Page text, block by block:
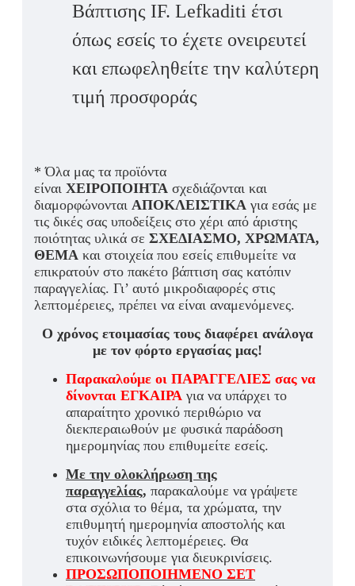
Βάπτισης IF. Lefkaditi έτσι
όπως εσείς το έχετε ονειρευτεί
και επωφεληθείτε την καλύτερη
τιμή προσφοράς
* Όλα μας τα προϊόντα
είναι ΧΕΙΡΟΠΟΙΗΤΑ σχεδιάζονται και
διαμορφώνονται ΑΠΟΚΛΕΙΣΤΙΚΑ για εσάς με
τις δικές σας υποδείξεις στο χέρι από άριστης
ποιότητας υλικά σε ΣΧΕΔΙΑΣΜΟ, ΧΡΩΜΑΤΑ,
ΘΕΜΑ και στοιχεία που εσείς επιθυμείτε να
επικρατούν στο πακέτο βάπτιση σας κατόπιν
παραγγελίας. Γι’ αυτό μικροδιαφορές στις
λεπτομέρειες, πρέπει να είναι αναμενόμενες.
Ο χρόνος ετοιμασίας τους διαφέρει ανάλογα
με τον φόρτο εργασίας μας!
Παρακαλούμε οι ΠΑΡΑΓΓΕΛΙΕΣ σας να
δίνονται ΕΓΚΑΙΡΑ για να υπάρχει το
απαραίτητο χρονικό περιθώριο να
διεκπεραιωθούν με φυσικά παράδοση
ημερομηνίας που επιθυμείτε εσείς.
Με την ολοκλήρωση της
παραγγελίας, παρακαλούμε να γράψετε
στα σχόλια το θέμα, τα χρώματα, την
επιθυμητή ημερομηνία αποστολής και
τυχόν ειδικές λεπτομέρειες. Θα
επικοινωνήσουμε για διευκρινίσεις.
ΠΡΟΣΩΠΟΠΟΙΗΜΕΝΟ ΣΕΤ